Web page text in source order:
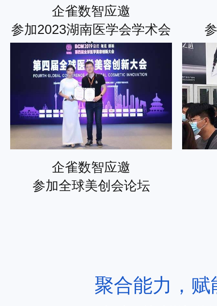
企雀数智应邀
参加2023湖南医学会学术会
议
企雀数智应邀
参加全球美创会论坛
聚合能力，赋